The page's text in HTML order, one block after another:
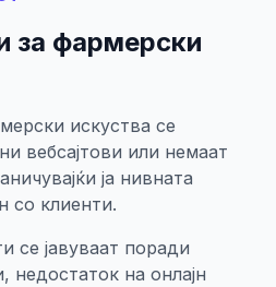
за фармерски
искуства се
вебсајтови или немаат
ја нивната
со клиенти.
се јавуваат поради
на онлајн